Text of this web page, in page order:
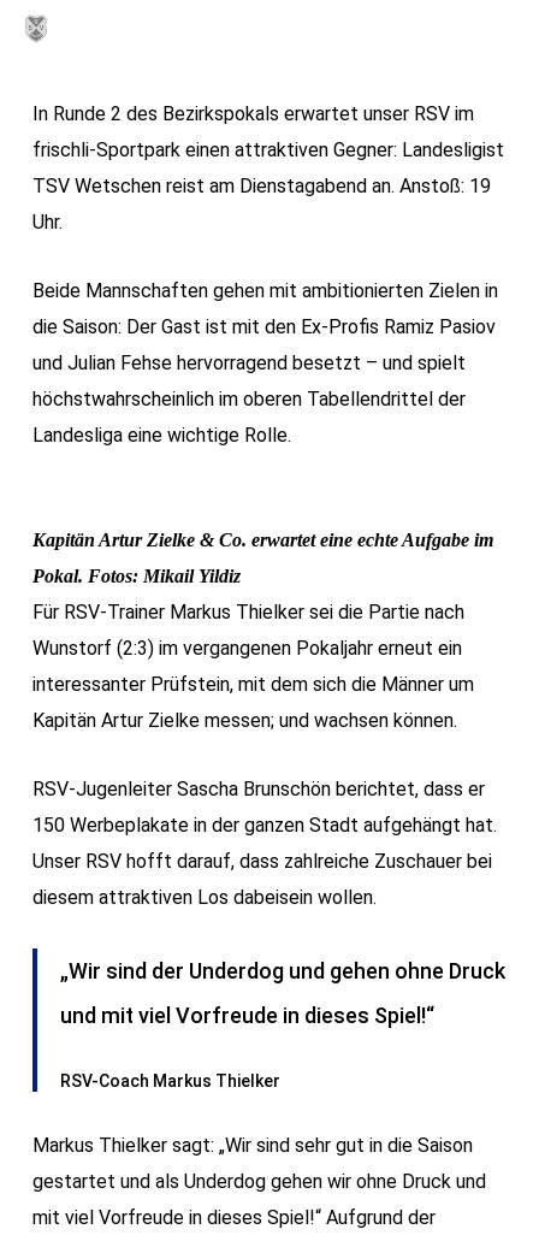
Skip
contentIn Runde 2 des Bezirkspokals erwartet unser RSV im
frischli-Sportpark einen attraktiven Gegner: Landesligist
TSV Wetschen reist am Dienstagabend an. Anstoß: 19
Uhr.
Beide Mannschaften gehen mit ambitionierten Zielen in
die Saison: Der Gast ist mit den Ex-Profis Ramiz Pasiov
und Julian Fehse hervorragend besetzt – und spielt
höchstwahrscheinlich im oberen Tabellendrittel der
Landesliga eine wichtige Rolle.
Kapitän Artur Zielke & Co. erwartet eine echte Aufgabe im
Pokal. Fotos: Mikail Yildiz
Für RSV-Trainer Markus Thielker sei die Partie nach
Wunstorf (2:3) im vergangenen Pokaljahr erneut ein
interessanter Prüfstein, mit dem sich die Männer um
Kapitän Artur Zielke messen; und wachsen können.
RSV-Jugenleiter Sascha Brunschön berichtet, dass er
150 Werbeplakate in der ganzen Stadt aufgehängt hat.
Unser RSV hofft darauf, dass zahlreiche Zuschauer bei
diesem attraktiven Los dabeisein wollen.
„Wir sind der Underdog und gehen ohne Druck
und mit viel Vorfreude in dieses Spiel!“
RSV-Coach Markus Thielker
Markus Thielker sagt: „Wir sind sehr gut in die Saison
gestartet und als Underdog gehen wir ohne Druck und
mit viel Vorfreude in dieses Spiel!“ Aufgrund der